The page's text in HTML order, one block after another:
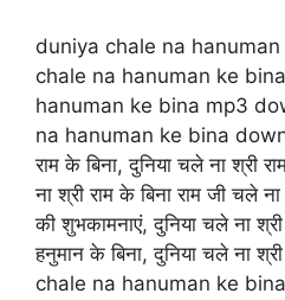
duniya chale na
chale na hanuman ke
hanuman ke bina mp3
na hanuman ke bina
राम के बिना, दुनिया चले ना श्री
ना श्री राम के बिना राम जी चले
की शुभकामनाएं, दुनिया चले ना
हनुमान के बिना, दुनिया चले ना
chale na hanuman ke bina